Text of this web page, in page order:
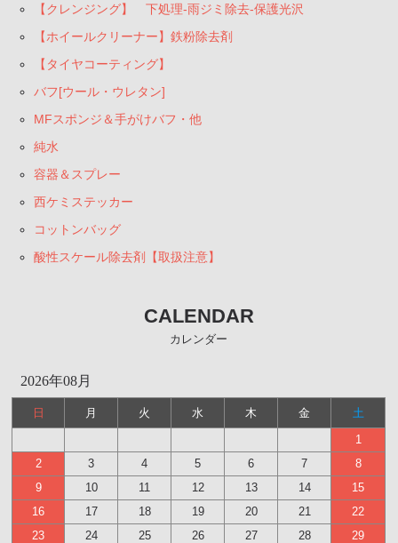
【クレンジング】 下処理-雨ジミ除去-保護光沢
【ホイールクリーナー】鉄粉除去剤
【タイヤコーティング】
バフ[ウール・ウレタン]
MFスポンジ＆手がけバフ・他
純水
容器＆スプレー
西ケミステッカー
コットンバッグ
酸性スケール除去剤【取扱注意】
CALENDAR
カレンダー
2026年08月
日 月 火 水 木 金
土
1
2
3 4 5 6 7
8
9
10 11 12 13 14
15
16
17 18 19 20 21
22
23
24 25 26 27 28
29